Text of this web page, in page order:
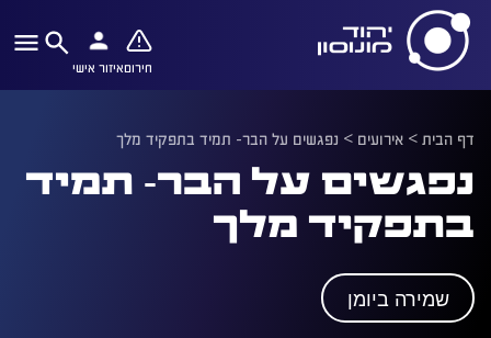
חירוםאיזור אישי
דף הבית> אירועים > נפגשים על הבר- תמיד בתפקיד מלך
נפגשים על הבר- תמיד
בתפקיד מלך
שמירה ביומן